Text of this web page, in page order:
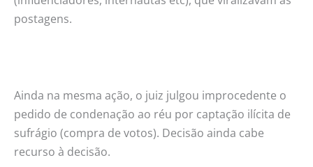
postagens.
Ainda na mesma ação, o juiz julgou improcedente o
pedido de condenação ao réu por captação ilícita de
sufrágio (compra de votos). Decisão ainda cabe
recurso à decisão.